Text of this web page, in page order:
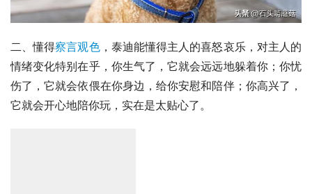
二、懂得察言观色，泰迪能懂得主人的喜怒哀乐，对主人的
情绪变化特别在乎，你生气了，它就会远远地躲着你；你忧
伤了，它就会依偎在你身边，给你安慰和陪伴；你高兴了，
它就会开心地陪你玩，实在是太贴心了。